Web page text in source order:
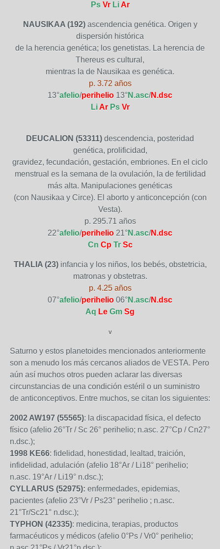
Ps Vr Li Ar
NAUSIKAA (192)ascendencia genética. Origen y
dispersión histórica
de la herencia genética; los genetistas. La herencia de
Thereus es cultural,
mientras la de Nausikaa es genética.
p. 3.72 años
13°afelio/perihelio 13°N.asc/N.dsc
Li Ar Ps Vr
DEUCALION (53311) descendencia, posteridad
genética, prolificidad,
gravidez, fecundación, gestación, embriones. En el ciclo
menstrual es la semana de la ovulación, la de fertilidad
más alta. Manipulaciones genéticas
(con Nausikaa y Circe). El aborto y anticoncepción (con
Vesta).
p. 295.71 años
22°afelio/perihelio 21°N.asc/N.dsc
Cn Cp Tr Sc
THALIA (23)infancia y los niños, los bebés, obstetricia,
matronas y obstetras.
p. 4.25 años
07°afelio/perihelio 06°N.asc/N.dsc
Aq Le Gm Sg
V
Saturno y estos planetoides mencionados anteriormente
son a menudo los más cercanos aliados de VESTA. Pero
aún así muchos otros pueden aclarar las diversas
circunstancias de una condición estéril o un suministro
de anticonceptivos. Entre muchos, se citan los siguientes:
2002 AW197 (55565): la discapacidad física, el defecto
físico (afelio 26°Tr / Sc 26° perihelio; n.asc. 27°Cp / Cn27°
n.dsc.);
1998 KE66: fidelidad, honestidad, lealtad, traición,
infidelidad, adulación (afelio 18°Ar / Li18° perihelio;
n.asc. 19°Ar / Li19° n.dsc.);
CYLLARUS (52975): enfermedades, epidemias,
pacientes (afelio 23°Vr / Ps23° perihelio ; n.asc.
21°Tr/Sc21° n.dsc.);
TYPHON (42335): medicina, terapias, productos
farmacéuticos y médicos (afelio 0°Ps / Vr0° perihelio;